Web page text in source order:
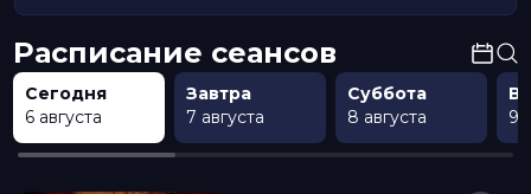
Расписание сеансов
Сегодня
6 августа
Завтра
7 августа
Суббота
8 августа
9